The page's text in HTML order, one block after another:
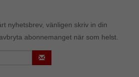
nyhetsbrev, vänligen skriv in din
abonnemanget när som helst.